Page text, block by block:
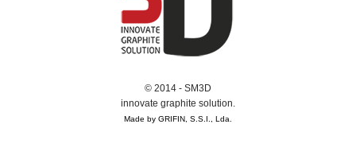
© 2014 - SM3D
innovate graphite solution.
Made by GRIFIN, S.S.I., Lda.